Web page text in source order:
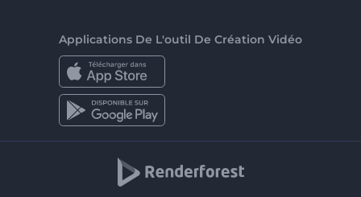
Applications De L'outil De Création Vidéo